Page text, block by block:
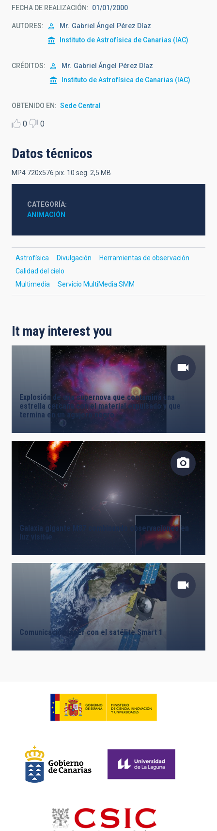
FECHA DE REALIZACIÓN 01/01/2000
AUTORES Mr. Gabriel Ángel
Pérez Díaz
Instituto de Astrofísica de Canarias (IAC)
CRÉDITOS Mr. Gabriel Ángel
Pérez Díaz
Instituto de Astrofísica de Canarias (IAC)
OBTENIDO EN Sede Central
0 0
Datos técnicos
MP4 720x576 pix. 10 seg. 2,5 MB
CATEGORÍA
ANIMACIÓN
Astrofísica Divulgación
Herramientas de observación
Calidad del cielo
Multimedia
Servicio MultiMedia SMM
It may interest you
Explosión de una supernova que contamina una
estrella cercana con el material expulsado y que
termina en un agujero negro
Galaxia gigante M87 combinando observaciones en
luz visible
Comunicación láser con el satélite Smart 1